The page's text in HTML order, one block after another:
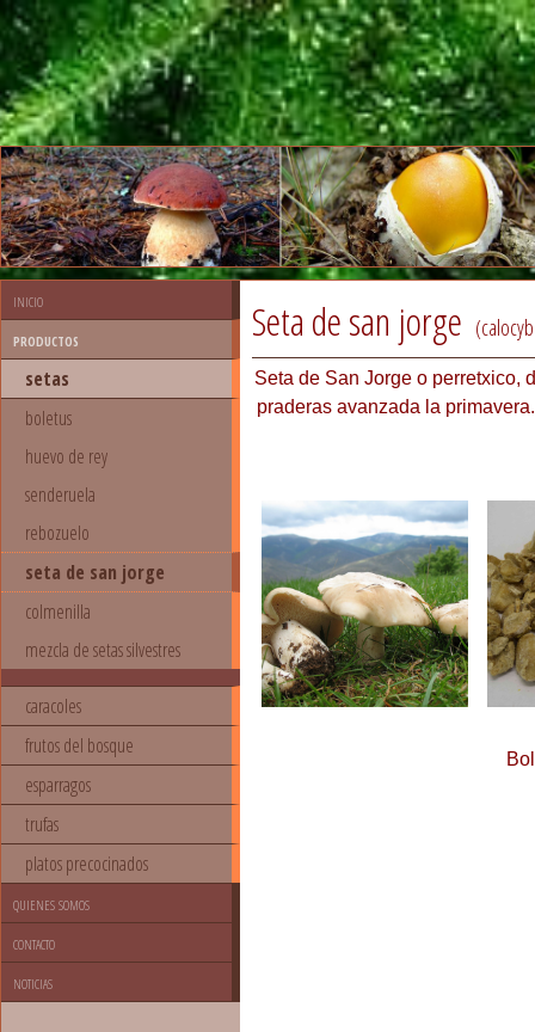
inicio
productos
setas
boletus
huevo de rey
senderuela
rebozuelo
seta de san jorge
colmenilla
mezcla de setas silvestres
caracoles
frutos del bosque
esparragos
trufas
platos precocinados
quienes somos
contacto
noticias
Seta de san jorge
Seta de San Jorge o perretxico,
praderas avanzada la